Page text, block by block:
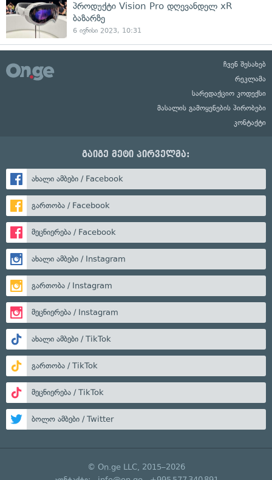
პროდუქტი Vision Pro დღევანდელ xR
ბაზარზე
6 ივნისი 2023, 10:31
ჩვენ შესახებ
რეკლამა
სარედაქციო კოდექსი
მასალის გამოყენების პირობები
კონტაქტი
გაიგე მეტი პირველმა:
ახალი ამბები / Facebook
გართობა / Facebook
მეცნიერება / Facebook
ახალი ამბები / Instagram
გართობა / Instagram
მეცნიერება / Instagram
ახალი ამბები / TikTok
გართობა / TikTok
მეცნიერება / TikTok
ბოლო ამბები / Twitter
© On.ge LLC, 2015–2026